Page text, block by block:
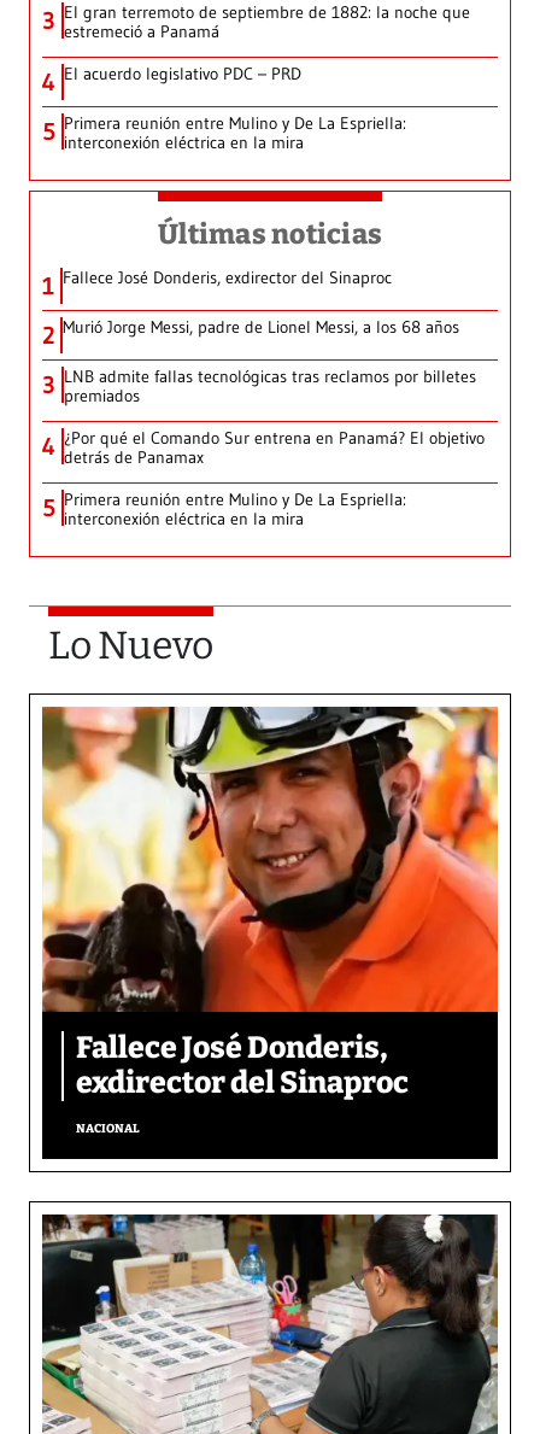
3 El gran terremoto de septiembre de 1882: la noche que
estremeció a Panamá
4 El acuerdo legislativo PDC – PRD
5 Primera reunión entre Mulino y De La Espriella:
interconexión eléctrica en la mira
Últimas noticias
1 Fallece José Donderis, exdirector del Sinaproc
2 Murió Jorge Messi, padre de Lionel Messi, a los 68 años
3 LNB admite fallas tecnológicas tras reclamos por billetes
premiados
4 ¿Por qué el Comando Sur entrena en Panamá? El objetivo
detrás de Panamax
5 Primera reunión entre Mulino y De La Espriella:
interconexión eléctrica en la mira
Lo Nuevo
Fallece José Donderis,
exdirector del Sinaproc
NACIONAL